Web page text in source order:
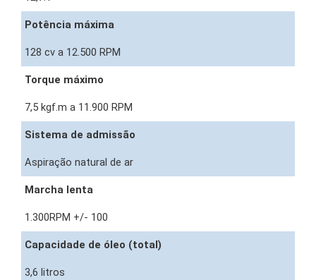
Potência máxima
128 cv a 12.500 RPM
Torque máximo
7,5 kgf.m a 11.900 RPM
Sistema de admissão
Aspiração natural de ar
Marcha lenta
1.300RPM +/- 100
Capacidade de óleo (total)
3,6 litros